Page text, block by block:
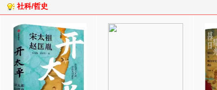
社科/哲史